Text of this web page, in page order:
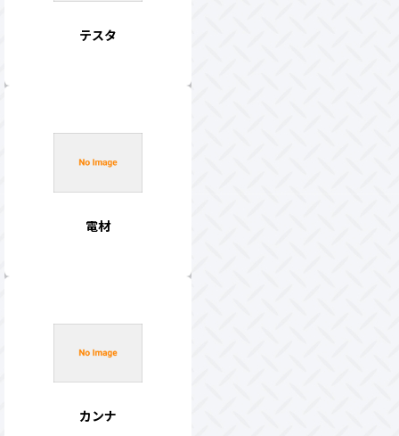
テスタ
電材
カンナ